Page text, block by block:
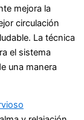
mejora la
circulación
La técnica
el sistema
una manera